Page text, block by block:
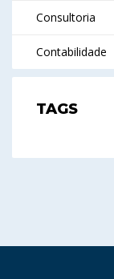
Consultoria
Contabilidade
TAGS